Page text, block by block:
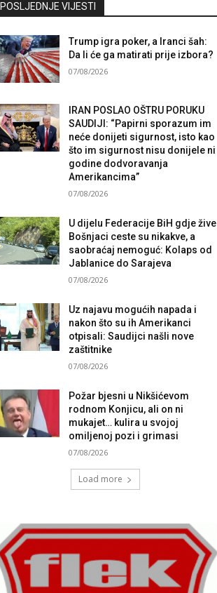
POSLJEDNJE VIJESTI
Trump igra poker, a Iranci šah:
Da li će ga matirati prije izbora?
07/08/2026
IRAN POSLAO OŠTRU PORUKU
SAUDIJI: “Papirni sporazum im
neće donijeti sigurnost, isto kao
što im sigurnost nisu donijele ni
godine dodvoravanja
Amerikancima”
07/08/2026
U dijelu Federacije BiH gdje žive
Bošnjaci ceste su nikakve, a
saobraćaj nemoguć: Kolaps od
Jablanice do Sarajeva
07/08/2026
Uz najavu mogućih napada i
nakon što su ih Amerikanci
otpisali: Saudijci našli nove
zaštitnike
07/08/2026
Požar bjesni u Nikšićevom
rodnom Konjicu, ali on ni
mukajet… kulira u svojoj
omiljenoj pozi i grimasi
07/08/2026
Load more